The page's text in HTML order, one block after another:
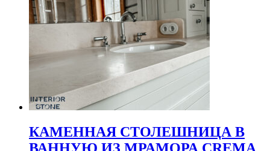
КАМЕННАЯ СТОЛЕШНИЦА В